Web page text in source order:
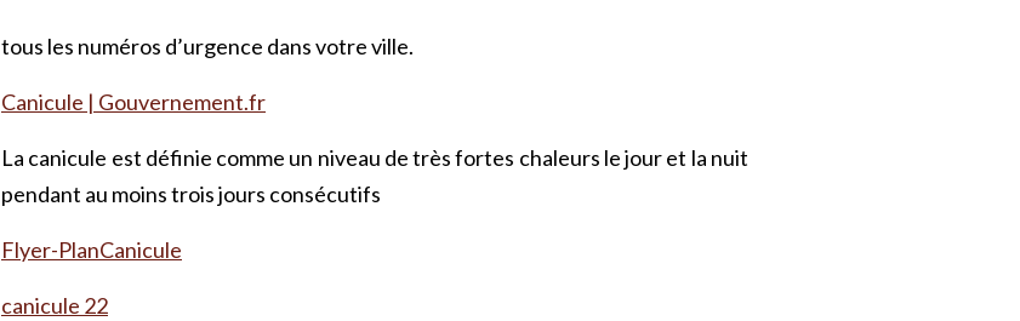
tous les numéros d’urgence dans votre ville.
Canicule | Gouvernement.fr
La canicule est définie comme un niveau de très fortes chaleurs le jour et la nuit
pendant au moins trois jours consécutifs
Flyer-PlanCanicule
canicule 22